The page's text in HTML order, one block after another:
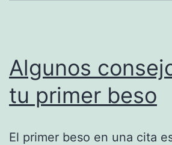
Algunos
tu primer beso
El primer beso en una cita